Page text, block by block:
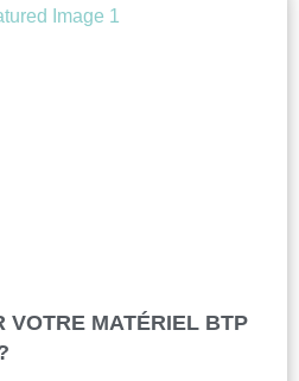
VOTRE MATÉRIEL BTP